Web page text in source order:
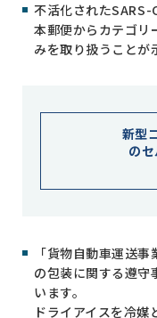
不活化されたSARS-
本郵便からカテゴリ
みを取り扱うことが
新型
の
「貨物自動車運送
の包装に関する遵
います。
ドライアイスを冷